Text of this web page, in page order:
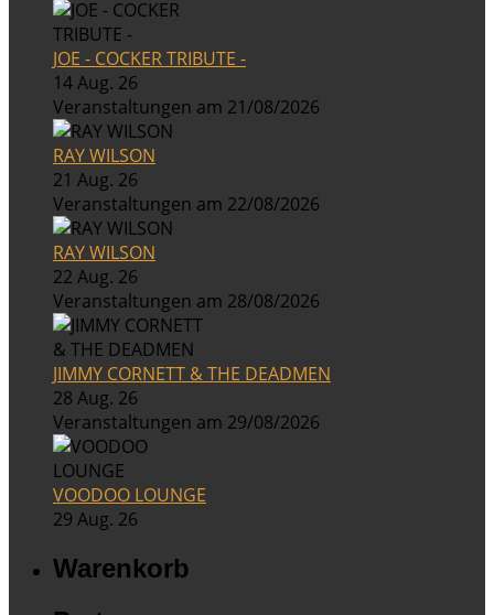
JOE - COCKER TRIBUTE -
14 Aug. 26
Veranstaltungen am 21/08/2026
RAY WILSON
21 Aug. 26
Veranstaltungen am 22/08/2026
RAY WILSON
22 Aug. 26
Veranstaltungen am 28/08/2026
JIMMY CORNETT & THE DEADMEN
28 Aug. 26
Veranstaltungen am 29/08/2026
VOODOO LOUNGE
29 Aug. 26
Warenkorb